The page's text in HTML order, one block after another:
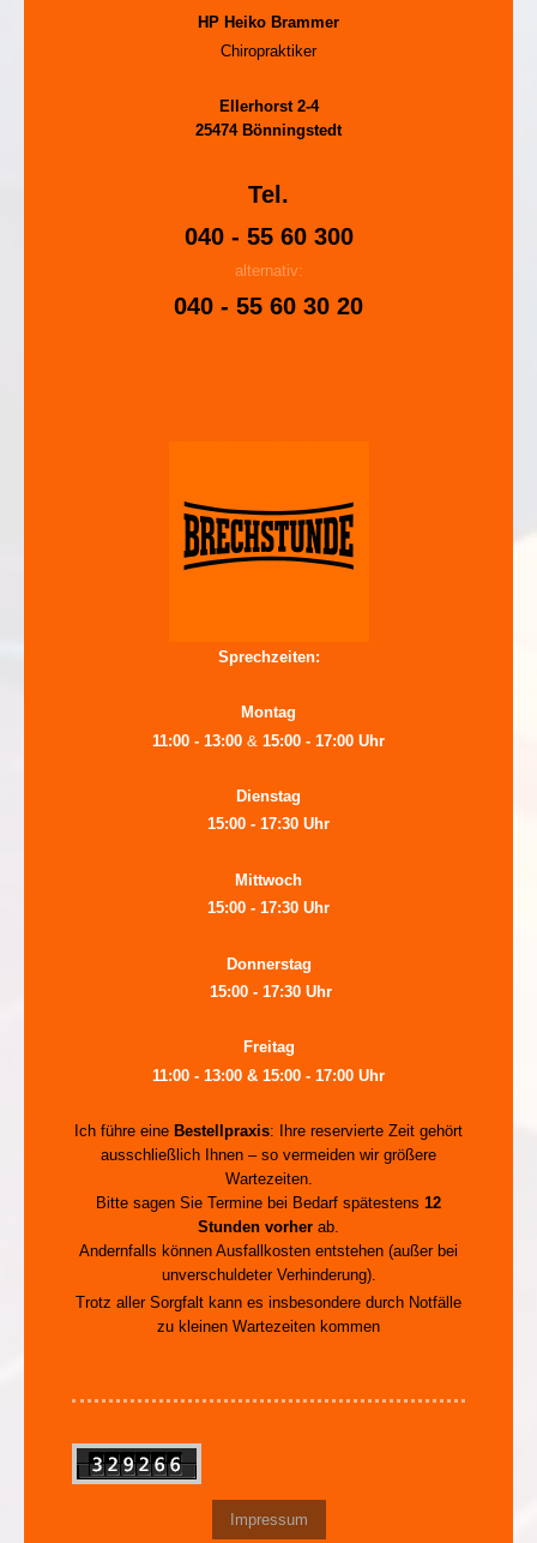
HP Heiko Brammer
Chiropraktiker
Ellerhorst 2-4
25474 Bönningstedt
Tel.
040 - 55 60 300
alternativ:
040 - 55 60 30 20
Sprechzeiten:
Montag
11:00 - 13:00 & 15:00 - 17:00 Uhr
Dienstag
15:00 - 17:30 Uhr
Mittwoch
15:00 - 17:30 Uhr
Donnerstag
15:00 - 17:30 Uhr
Freitag
11:00 - 13:00 & 15:00 - 17:00 Uhr
Ich führe eine Bestellpraxis: Ihre reservierte Zeit gehört
ausschließlich Ihnen – so vermeiden wir größere
Wartezeiten.
Bitte sagen Sie Termine bei Bedarf spätestens 12
Stunden vorher ab.
Andernfalls können Ausfallkosten entstehen (außer bei
unverschuldeter Verhinderung).
Trotz aller Sorgfalt kann es insbesondere durch Notfälle
zu kleinen Wartezeiten kommen
Impressum